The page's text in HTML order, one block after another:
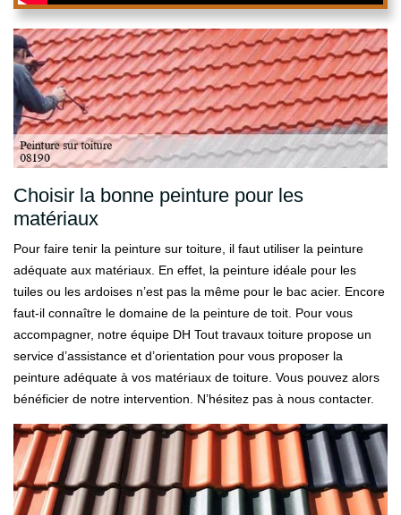
Choisir la bonne peinture pour les
matériaux
Pour faire tenir la peinture sur toiture, il faut utiliser la peinture
adéquate aux matériaux. En effet, la peinture idéale pour les
tuiles ou les ardoises n’est pas la même pour le bac acier. Encore
faut-il connaître le domaine de la peinture de toit. Pour vous
accompagner, notre équipe DH Tout travaux toiture propose un
service d’assistance et d’orientation pour vous proposer la
peinture adéquate à vos matériaux de toiture. Vous pouvez alors
bénéficier de notre intervention. N’hésitez pas à nous contacter.